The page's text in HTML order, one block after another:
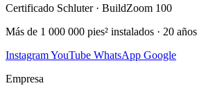
Certificado Schluter · BuildZoom 100
Más de 1 000 000 pies² instalados · 20 años
InstagramYouTube WhatsApp Google
Empresa